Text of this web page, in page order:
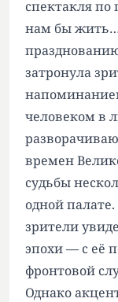
спектакля
нам бы
затронула
человеком в
времен
судьбы
одной
зрители
эпохи — с её
фронтовой
Однако